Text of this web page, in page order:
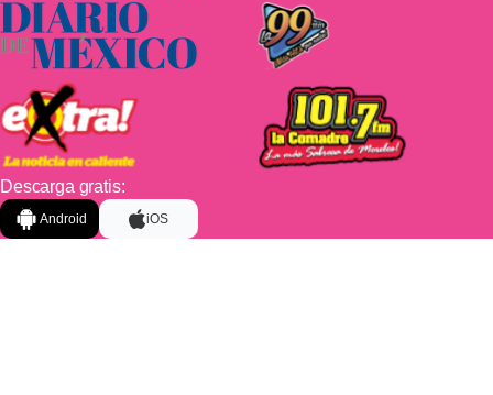
Descarga gratis:
Android iOS